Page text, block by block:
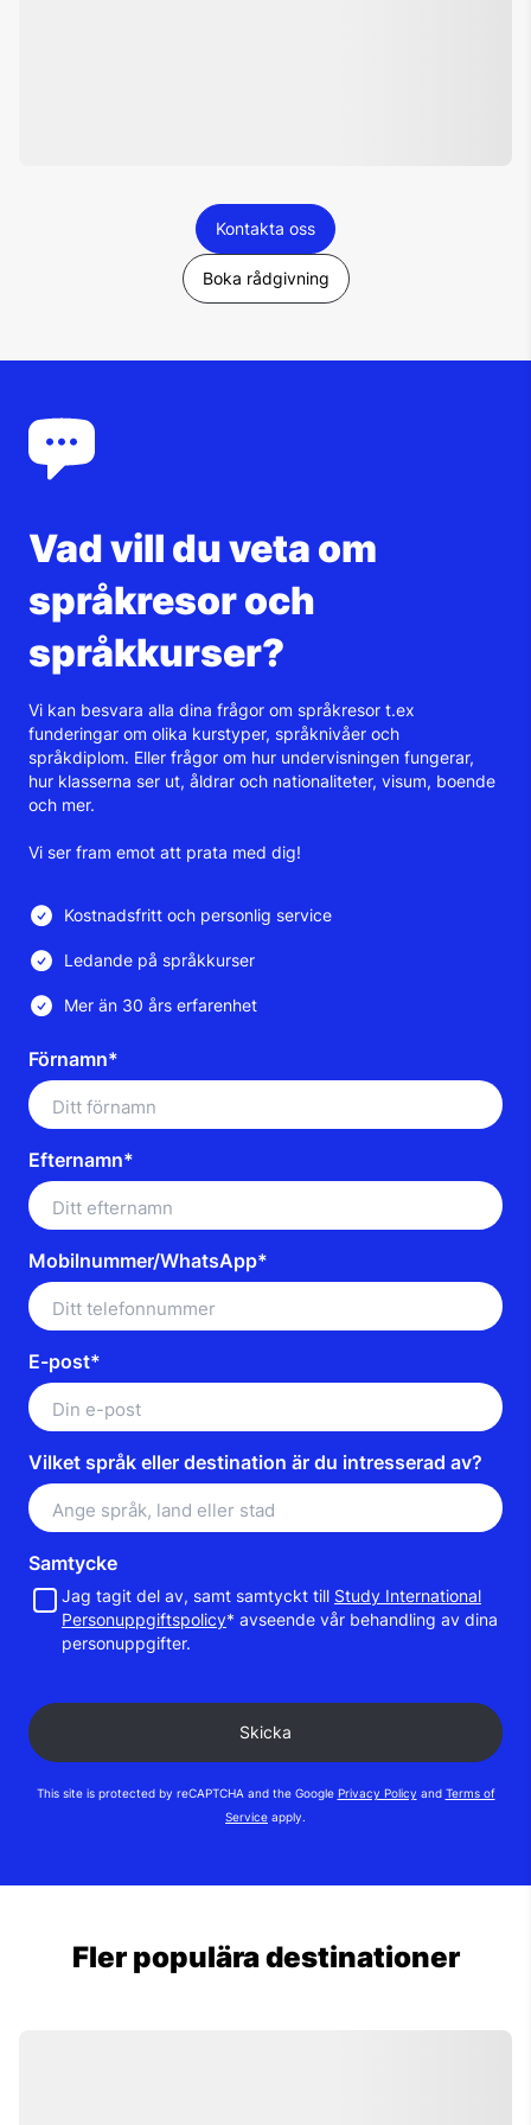
Kontakta oss
Boka rådgivning
Vad vill du veta om
språkresor och
språkkurser?
Vi kan besvara alla dina frågor om språkresor t.ex
funderingar om olika kurstyper, språknivåer och
språkdiplom. Eller frågor om hur undervisningen fungerar,
hur klasserna ser ut, åldrar och nationaliteter, visum, boende
och mer.
Vi ser fram emot att prata med dig!
Kostnadsfritt och personlig service
Ledande på språkkurser
Mer än 30 års erfarenhet
Förnamn*
Efternamn*
Mobilnummer/WhatsApp*
E-post*
Vilket språk eller destination är du intresserad av?
Samtycke
Jag tagit del av, samt samtyckt till Study International
Personuppgiftspolicy* avseende vår behandling av dina
personuppgifter.
This site is protected by reCAPTCHA and the Google Privacy Policy and Terms of
Service apply.
Fler populära destinationer